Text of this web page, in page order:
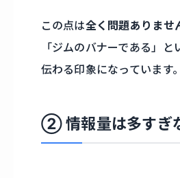
この点は全く問題ありませ
「ジムのバナーである」
伝わる印象になっています。
② 情報量は多すぎ